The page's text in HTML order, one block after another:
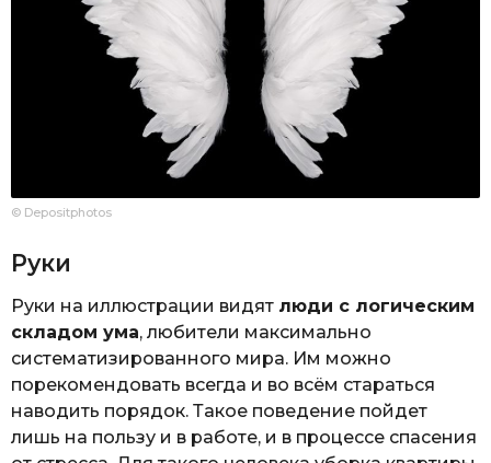
© Depositphotos
Руки
Руки на иллюстрации видят люди с логическим
складом ума, любители максимально
систематизированного мира. Им можно
порекомендовать всегда и во всём стараться
наводить порядок. Такое поведение пойдет
лишь на пользу и в работе, и в процессе спасения